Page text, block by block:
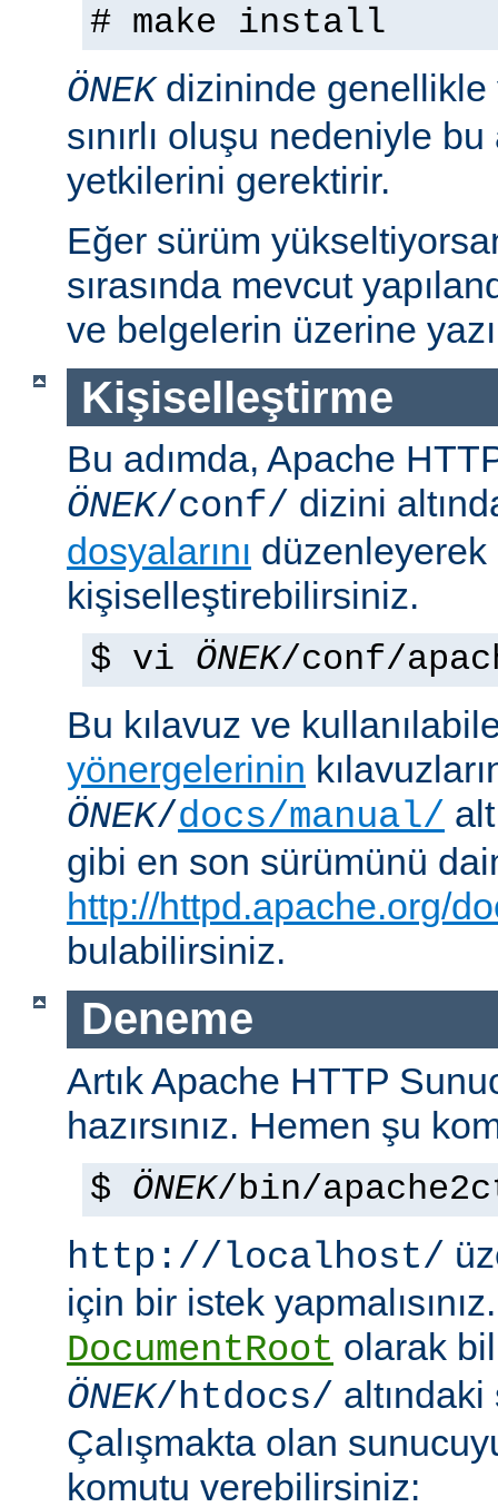
# make install
ÖNEKdizininde genellikle
sınırlı oluşu nedeniyle
yetkilerini gerektirir.
Eğer sürüm
sırasında mevcut
ve belgelerin üzerine
Kişiselleştirme
Bu adımda, Apache
ÖNEK/conf/ dizini
dosyalarını düzenleyerek
kişiselleştirebilirsiniz.
$ vi ÖNEK/conf/
Bu kılavuz ve
yönergelerinin
ÖNEK/docs/manual/
gibi en son sürümünü
http://httpd.apache.org/
bulabilirsiniz.
Deneme
Artık Apache HTTP
hazırsınız. Hemen şu
$ ÖNEK/bin/
http://localhost/
için bir istek
DocumentRoot olarak
ÖNEK/htdocs/
Çalışmakta olan
komutu verebilirsiniz: